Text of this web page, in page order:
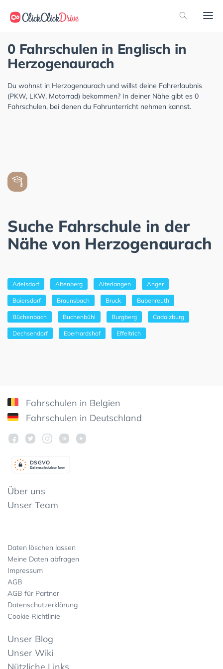
0 Fahrschulen in Englisch in
Herzogenaurach
Du wohnst in Herzogenaurach und willst deine Fahrerlaubnis
(PKW, LKW, Motorrad) bekommen? In deiner Nähe gibt es 0
Fahrschulen, bei denen du Fahrunterricht nehmen kannst.
Suche Fahrschule in der
Nähe von Herzogenaurach
Adelsdorf Altenberg Alterlangen Anger
Baiersdorf Braunsbach Bruck Bubenreuth
Büchenbach Buchenbühl Burgberg Cadolzburg
Dechsendorf Eberhardshof Effeltrich
Fahrschulen in Belgien
Fahrschulen in Deutschland
Datenschutzkonform
DSGVO
Über uns
Unser Team
Daten löschen lassen
Meine Daten abfragen
Impressum
AGB
AGB für Partner
Datenschutzerklärung
Cookie Richtlinie
Unser Blog
Unser Wiki